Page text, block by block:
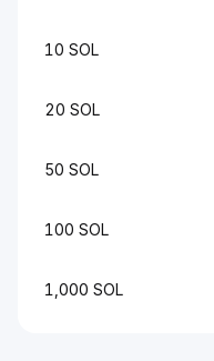
10 SOL
20 SOL
50 SOL
100 SOL
1,000 SOL